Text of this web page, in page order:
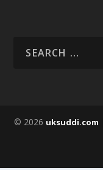
© 2026 uksuddi.com